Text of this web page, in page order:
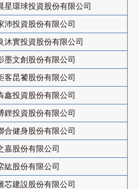
星環球投資股份有限公司
沛投資股份有限公司
沐實投資股份有限公司
墨文創股份有限公司
客昆饕股份有限公司
鑫投資股份有限公司
鋰投資股份有限公司
合健身股份有限公司
嘉股份有限公司
紘股份有限公司
芯建設股份有限公司